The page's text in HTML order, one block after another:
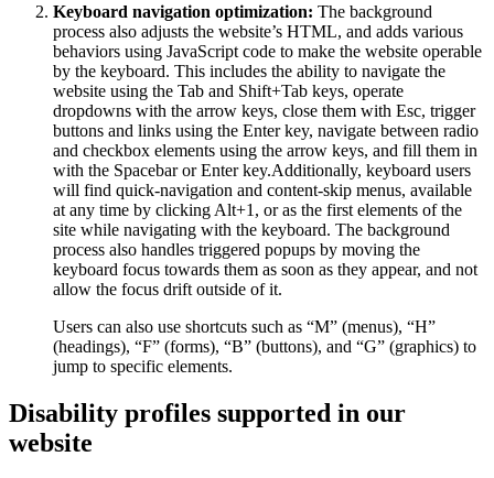
Keyboard navigation optimization: The background
process also adjusts the website’s HTML, and adds various
behaviors using JavaScript code to make the website operable
by the keyboard. This includes the ability to navigate the
website using the Tab and Shift+Tab keys, operate
dropdowns with the arrow keys, close them with Esc, trigger
buttons and links using the Enter key, navigate between radio
and checkbox elements using the arrow keys, and fill them in
with the Spacebar or Enter key.Additionally, keyboard users
will find quick-navigation and content-skip menus, available
at any time by clicking Alt+1, or as the first elements of the
site while navigating with the keyboard. The background
process also handles triggered popups by moving the
keyboard focus towards them as soon as they appear, and not
allow the focus drift outside of it.
Users can also use shortcuts such as “M” (menus), “H”
(headings), “F” (forms), “B” (buttons), and “G” (graphics) to
jump to specific elements.
Disability profiles supported in our
website